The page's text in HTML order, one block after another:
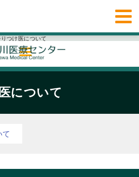
つけ医について
について
て